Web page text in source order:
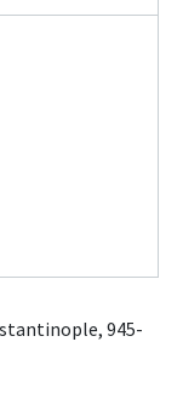
945-